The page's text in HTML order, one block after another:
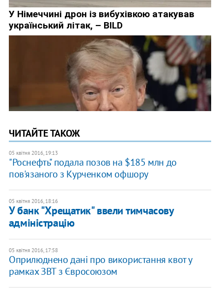
ЧИТАЙТЕ ТАКОЖ
05 квітня 2016, 19:13
"Роснефть" подала позов на $185 млн до
пов'язаного з Курченком офшору
05 квітня 2016, 18:16
У банк "Хрещатик" ввели тимчасову
адміністрацію
05 квітня 2016, 17:58
Оприлюднено дані про використання квот у
рамках ЗВТ з Євросоюзом